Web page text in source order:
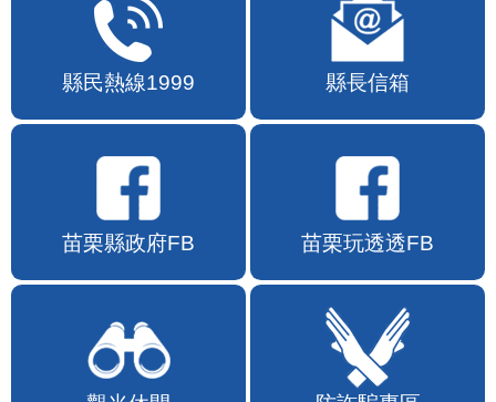
縣民熱線1999 縣長信箱
苗栗縣政府FB 苗栗玩透透FB